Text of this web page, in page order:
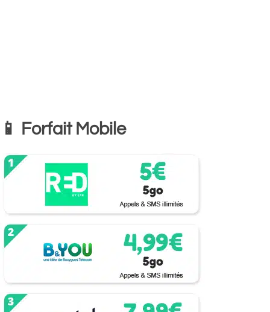
📱 Forfait Mobile